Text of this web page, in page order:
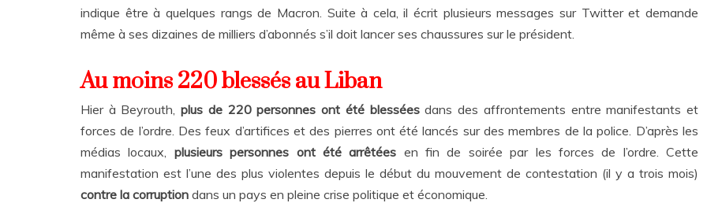
indique être à quelques rangs de Macron. Suite à cela, il écrit plusieurs messages sur Twitter et demande
même à ses dizaines de milliers d’abonnés s’il doit lancer ses chaussures sur le président.
Au moins 220 blessés au Liban
Hier à Beyrouth,plus de 220 personnes ont été blesséesdans des affrontements entre manifestants et
forces de l’ordre. Des feux d’artifices et des pierres ont été lancés sur des membres de la police. D’après les
médias locaux, plusieurs personnes ont été arrêtées en fin de soirée par les forces de l’ordre. Cette
manifestation est l’une des plus violentes depuis le début du mouvement de contestation (il y a trois mois)
contre la corruption dans un pays en pleine crise politique et économique.